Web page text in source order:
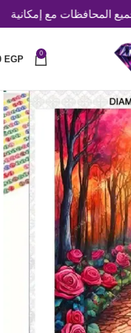
مع إمكانية الدفع
0
EGP